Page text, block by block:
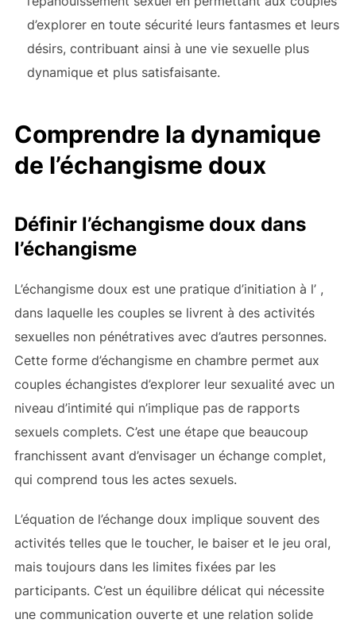
d’explorer en toute sécurité leurs fantasmes et leurs
désirs, contribuant ainsi à une vie sexuelle plus
dynamique et plus satisfaisante.
Comprendre la dynamique
de l’échangisme doux
Définir l’échangisme doux dans
l’échangisme
L’échangisme doux est une pratique d’initiation à l’ ,
dans laquelle les couples se livrent à des activités
sexuelles non pénétratives avec d’autres personnes.
Cette forme d’échangisme en chambre permet aux
couples échangistes d’explorer leur sexualité avec un
niveau d’intimité qui n’implique pas de rapports
sexuels complets. C’est une étape que beaucoup
franchissent avant d’envisager un échange complet,
qui comprend tous les actes sexuels.
L’équation de l’échange doux implique souvent des
activités telles que le toucher, le baiser et le jeu oral,
mais toujours dans les limites fixées par les
participants. C’est un équilibre délicat qui nécessite
une communication ouverte et une relation solide